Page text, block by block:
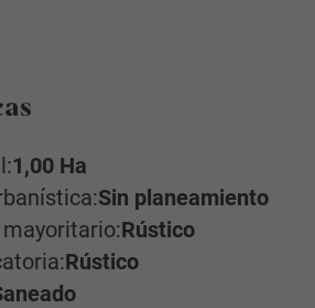
1,00 Ha
Sin planeamiento
Rústico
Rústico